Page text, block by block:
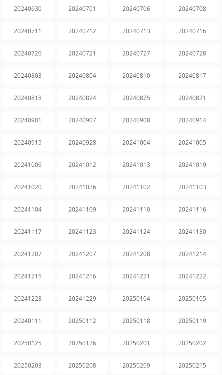
20240630 20240701 20240706 20240708
20240711 20240712 20240713 20240716
20240720 20240721 20240727 20240728
20240803 20240804 20240810 20240817
20240818 20240824 20240825 20240831
20240901 20240907 20240908 20240914
20240915 20240928 20241004 20241005
20241006 20241012 20241013 20241019
20241020 20241026 20241102 20241103
20241104 20241109 20241110 20241116
20241117 20241123 20241124 20241130
20241207 20241207 20241208 20241214
20241215 20241216 20241221 20241222
20241228 20241229 20250104 20250105
20240111 20250112 20250118 20250119
20250125 20250126 20250201 20250202
20250203 20250208 20250209 20250215